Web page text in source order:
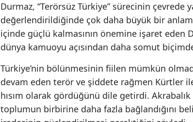
Durmaz, “Terörsüz Türkiye” sürecinin
değerlendirildiğinde çok daha büyük bir anlam
içinde güçlü kalmasının önemine işaret
dünya kamuoyu açısından daha somut
Türkiye’nin bölünmesinin fiilen mümkün
devam eden terör ve şiddete rağmen Kürtler
hısım olarak gördüğünü dile getirdi.
toplumun birbirine daha fazla bağlandığını